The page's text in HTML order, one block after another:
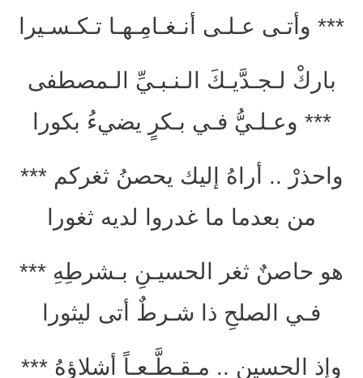
*** وأتـى عـلـى أنـغـامِـهـا تـكـسـيرا
باركْ لـجـدَّيـكَ الـنـبـيِّ الـمصطفى
*** وعـلـيُّ فـي بـكرٍ يضيءُ بكورا
واحذرْ .. أراهُ إليك يحصنُ ثغركم ***
من بعدما ما غدروا لديه ثغورا
هو حاصنٌ ثغر الحسيـنِ بـشرطِهِ ***
فـي الصلحِ ذا شـرطٌ أتى ليثورا
وإذ الحسين .. مـقـطَّـعـاً أشلاؤهُ ***